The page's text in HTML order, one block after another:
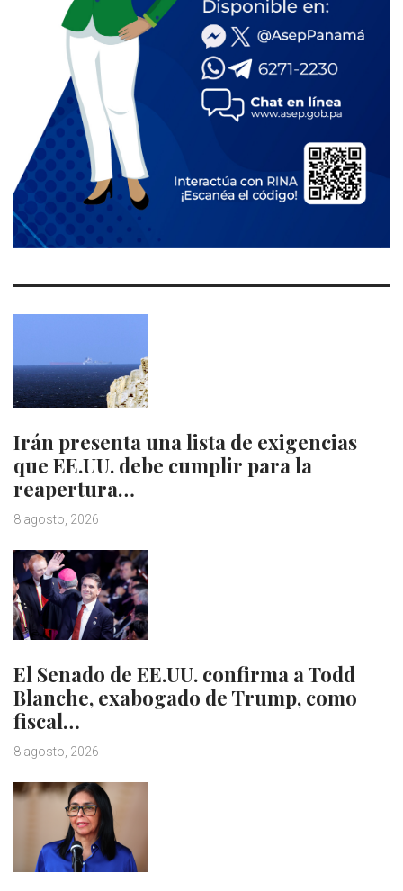
Irán presenta una lista de exigencias
que EE.UU. debe cumplir para la
reapertura…
8 agosto, 2026
El Senado de EE.UU. confirma a Todd
Blanche, exabogado de Trump, como
fiscal…
8 agosto, 2026